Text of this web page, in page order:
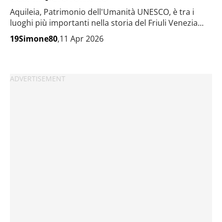
Aquileia, Patrimonio dell'Umanità UNESCO, è tra i
luoghi più importanti nella storia del Friuli Venezia...
19Simone80,11 Apr 2026